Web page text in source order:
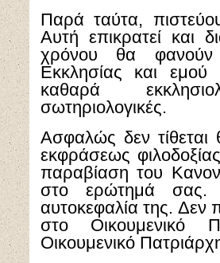
Παρά ταύτα,
Αυτή επικρατεί και
χρόνου θα
Εκκλησίας και
καθαρά
σωτηριολογικές.
Ασφαλώς δεν τίθεται
εκφράσεως
παραβίαση του
στο ερώτημά σας.
αυτοκεφαλία της. Δεν
στο Οικουμενικό
Οικουμενικό